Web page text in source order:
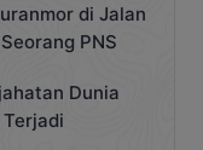
di Jalan
PNS
Dunia